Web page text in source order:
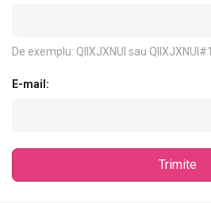
De exemplu: QIIXJXNUI sau QIIXJXNUI#1
E-mail:
Trimite